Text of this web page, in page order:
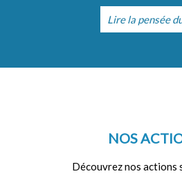
Lire la pensée
NOS
Découvrez nos actions